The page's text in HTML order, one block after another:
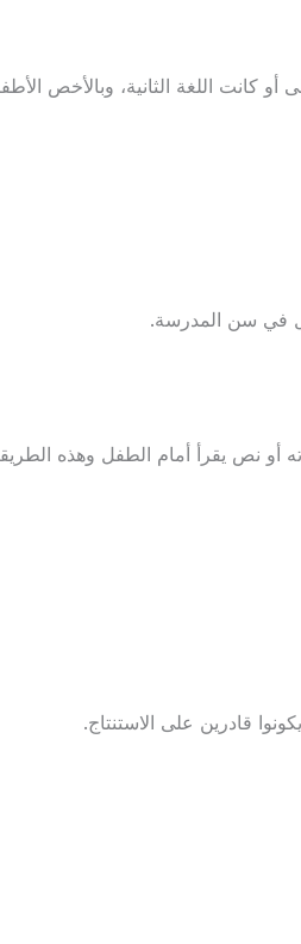
كانت اللغة الثانية، وبالأخص
في سن المدرسة.
نص يقرأ أمام الطفل وهذه
قادرين على الاستنتاج.